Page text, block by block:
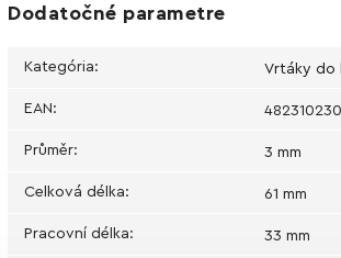
Dodatočné parametre
Kategória: Vrtáky do
EAN:
Průměr: 3 mm
Celková délka: 61 mm
Pracovní délka: 33 mm